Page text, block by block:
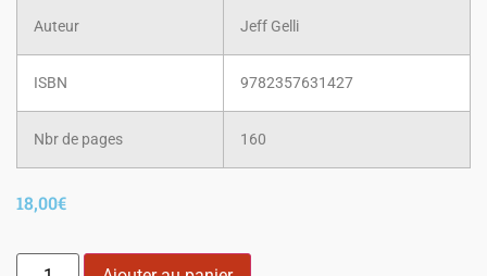
Auteur Jeff Gelli
ISBN 9782357631427
Nbr de pages 160
18,00€